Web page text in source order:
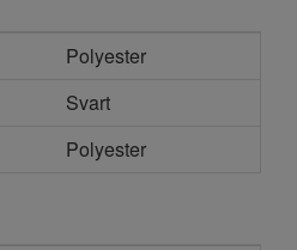
Polyester
Svart
Polyester